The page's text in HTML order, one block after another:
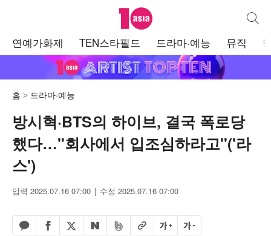
텐아시아 통합
연예가화제 TEN스타필드 드라마·예능 뮤직
홈 드라마·예능
방시혁·BTS의 하이브, 결국 폭로당
했다…"회사에서 입조심하라고"('라
스')
입력 2025.07.16 07:00 수정 2025.07.16 07:00
카카오톡 공유하기
페이스북 공유하기
엑스 공유하기
네이버 공유하기
밴드 공유하기
URL복사글자 크게글자 작게